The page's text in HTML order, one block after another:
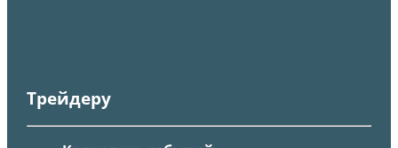
Трейдеру